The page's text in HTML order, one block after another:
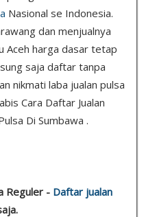
Nasional se Indonesia.
dan menjualnya
Aceh harga dasar tetap
saja daftar tanpa
nikmati laba jualan pulsa
Cara Daftar Jualan
Di Sumbawa .
Reguler - Daftar jualan